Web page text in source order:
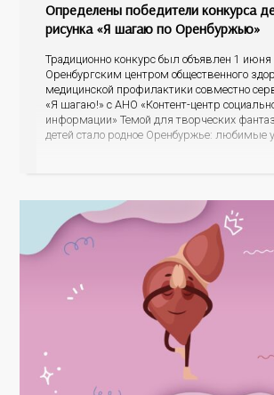
Определены победители конкурса
рисунка «Я шагаю по Оренбуржью»
Традиционно конкурс был объявлен 1 июня
Оренбургским центром общественного
медицинской профилактики совместно
«Я шагаю!» с АНО «Контент-центр
информации» Темой для творческих
детей стало родное Оренбуржье: любимые